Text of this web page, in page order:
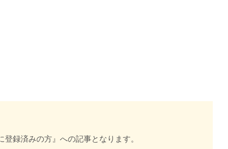
録済みの方』への記事となります。